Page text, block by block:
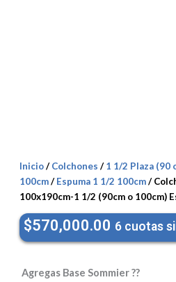
Inicio/Colchones /1 1/2 Plaza (90
100cm/Espuma 1 1/2 100cm/
100x190cm-1 1/2 (90cm o 100cm)
$570,000.00 6 cuotas
Agregas Base Sommier ??
Colchón
Nimbus